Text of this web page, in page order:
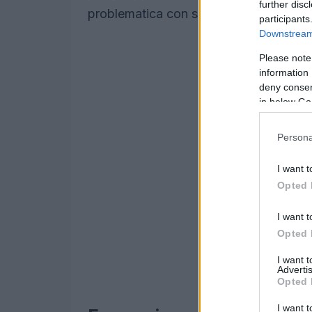
further
Please
information
deny
in below
I want
Opted
I want
Opted
I want
Opted
I want
problematica con serietà e impegno.